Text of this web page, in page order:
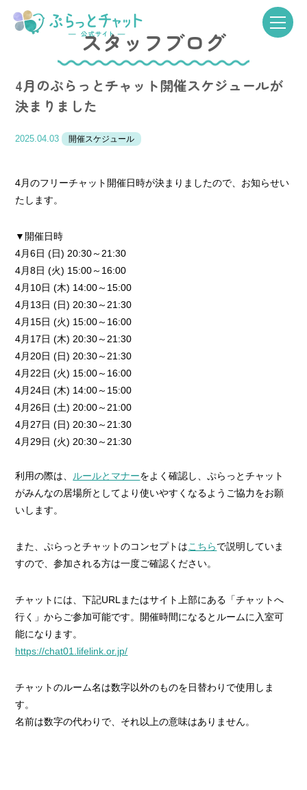
スタッフブログ
4月のぷらっとチャット開催スケジュールが
決まりました
2025.04.03 開催スケジュール
4月のフリーチャット開催日時が決まりましたので、お知らせい
たします。
▼開催日時
4月6日 (日) 20:30～21:30
4月8日 (火) 15:00～16:00
4月10日 (木) 14:00～15:00
4月13日 (日) 20:30～21:30
4月15日 (火) 15:00～16:00
4月17日 (木) 20:30～21:30
4月20日 (日) 20:30～21:30
4月22日 (火) 15:00～16:00
4月24日 (木) 14:00～15:00
4月26日 (土) 20:00～21:00
4月27日 (日) 20:30～21:30
4月29日 (火) 20:30～21:30
利用の際は、 ルールとマナーをよく確認し、ぷらっとチャット
がみんなの居場所としてより使いやすくなるようご協力をお願
いします。
また、ぷらっとチャットのコンセプトはこちらで説明していま
すので、参加される方は一度ご確認ください。
チャットには、下記URLまたはサイト上部にある「チャットへ
行く」からご参加可能です。開催時間になるとルームに入室可
能になります。
https://chat01.lifelink.or.jp/
チャットのルーム名は数字以外のものを日替わりで使用しま
す。
名前は数字の代わりで、それ以上の意味はありません。